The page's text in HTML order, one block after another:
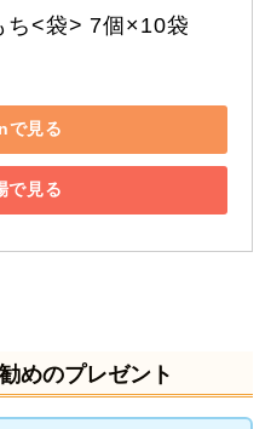
ち<袋> 7個×10袋
で見る
で見る
めのプレゼント